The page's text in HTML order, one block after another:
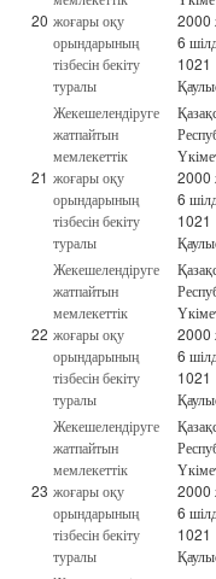
20 жоғары оқу
орындарының
тізбесін бекіту
туралы
2000
6
1021
21
Жекешелендіруге
жатпайтын
мемлекеттік
жоғары оқу
орындарының
тізбесін бекіту
туралы
2000
6
1021
22
Жекешелендіруге
жатпайтын
мемлекеттік
жоғары оқу
орындарының
тізбесін бекіту
туралы
2000
6
1021
23
Жекешелендіруге
жатпайтын
мемлекеттік
жоғары оқу
орындарының
тізбесін бекіту
туралы
2000
6
1021